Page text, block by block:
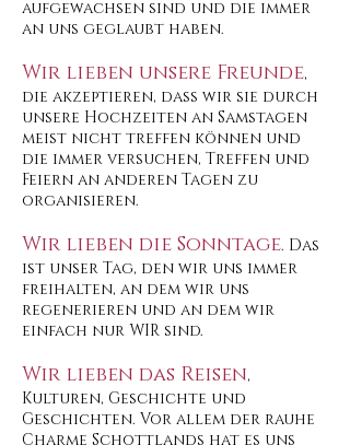
aufgewachsen sind und die immer
an uns geglaubt haben.
Wir lieben unsere Freunde,
die akzeptieren, dass wir sie durch
unsere Hochzeiten an Samstagen
meist nicht treffen können und
die immer versuchen, Treffen und
Feiern an anderen Tagen zu
organisieren.
Wir lieben die Sonntage. Das
ist unser Tag, den wir uns immer
freihalten, an dem wir uns
regenerieren und an dem wir
einfach nur WIR sind.
Wir lieben das Reisen,
Kulturen, Geschichte und
Geschichten. Vor allem der rauhe
Charme Schottlands hat es uns